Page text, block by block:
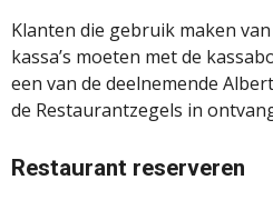
Klanten die gebruik maken
kassa’s moeten met de
een van de deelnemende
de Restaurantzegels in
Restaurant reserveren